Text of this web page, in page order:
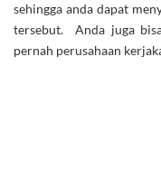
sehingga anda dapat
tersebut. Anda juga
pernah perusahaan